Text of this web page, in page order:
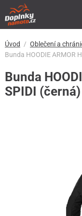
Úvod Oblečení a
Bunda HOODIE ARMOR
Bunda
SPIDI (černá)